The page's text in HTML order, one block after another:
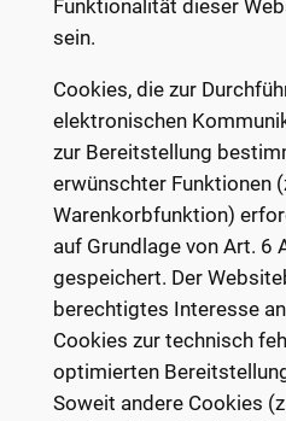
Funktionalität dieser
sein.
Cookies, die zur
elektronischen
zur Bereitstellung
erwünschter Funktionen
Warenkorbfunktion)
auf Grundlage von Art. 6
gespeichert. Der
berechtigtes Interesse
Cookies zur technisch
optimierten
Soweit andere Cookies